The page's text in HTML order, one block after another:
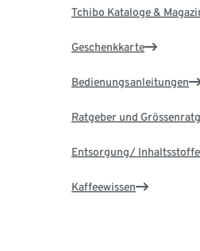
Tchibo Kataloge &
Geschenkkarte
Bedienungsanleitungen
Ratgeber und
Entsorgung/ Inhaltsstoffe
Kaffeewissen